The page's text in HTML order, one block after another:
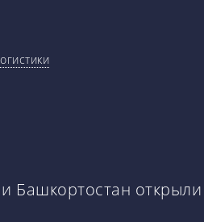
Башкортостан